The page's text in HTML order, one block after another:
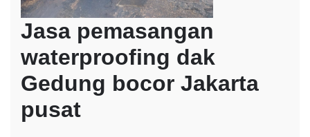
Jasa pemasangan
waterproofing dak
Gedung bocor Jakarta
pusat